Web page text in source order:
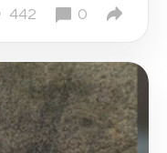
442 0